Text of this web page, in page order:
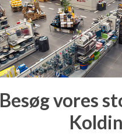
Besøg vores